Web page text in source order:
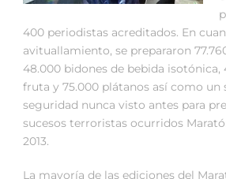
400 periodistas acreditados. En
avituallamiento, se prepararon
48.000 bidones de bebida isotónica,
fruta y 75.000 plátanos así como un
seguridad nunca visto antes para
sucesos terroristas ocurridos
2013.
La mayoría de las ediciones del